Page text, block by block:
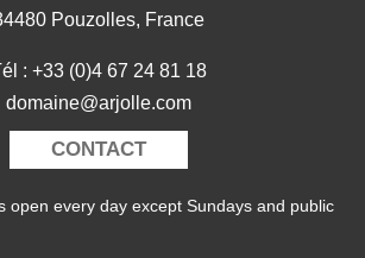
Pouzolles, France
: +33 (0)4 67 24 81 18
domaine@arjolle.com
CONTACT
open every day except Sundays and public